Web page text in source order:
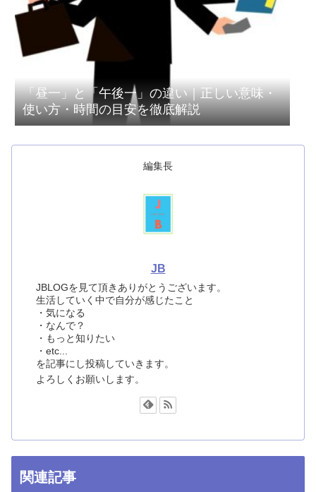
「昼一」と「午後一」の違い｜正しい意味・
使い方・時間の目安を徹底解説
編集長
JB
JBLOGを見て頂きありがとうございます。
生活していく中で自分が感じたこと
・気になる
・なんで？
・もっと知りたい
・etc...
を記事にし投稿していきます。
よろしくお願いします。
関連記事